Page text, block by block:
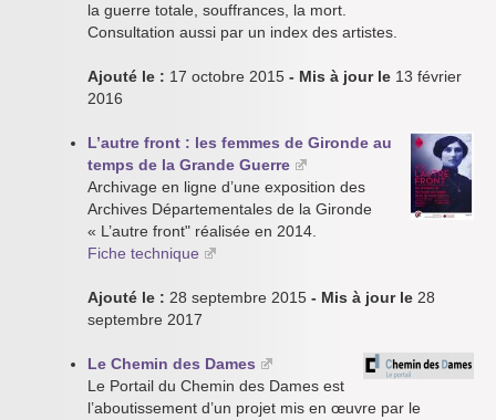
la guerre totale, souffrances, la mort.
Consultation aussi par un index des artistes.
Ajouté le : 17 octobre 2015 - Mis à jour le 13 février
2016
L’autre front : les femmes de Gironde au
temps de la Grande Guerre
Archivage en ligne d’une exposition des
Archives Départementales de la Gironde
« L’autre front" réalisée en 2014.
Fiche technique
Ajouté le : 28 septembre 2015 - Mis à jour le 28
septembre 2017
Le Chemin des Dames
Le Portail du Chemin des Dames est
l’aboutissement d’un projet mis en œuvre par le